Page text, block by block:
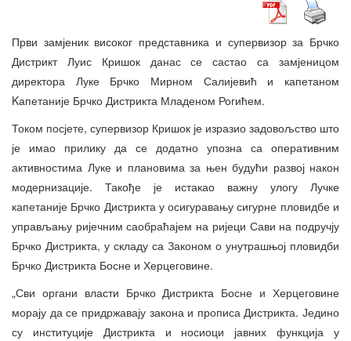
Први замјеник високог представника и супервизор за Брчко
Дистрикт Луис Кришок данас се састао са замјеницом
директора Луке Брчко Мирном Салијевић и капетаном
Kапетаније Брчко Дистрикта Младеном Рогићем.
Током посјете, супервизор Кришок је изразио задовољство што
је имао прилику да се додатно упозна са оперативним
активностима Луке и плановима за њен будући развој након
модернизације. Такође је истакао важну улогу Лучке
капетаније Брчко Дистрикта у осигуравању сигурне пловидбе и
управљању ријечним саобраћајем на ријеци Сави на подручју
Брчко Дистрикта, у складу са Законом о унутрашњој пловидби
Брчко Дистрикта Босне и Херцеговине.
„Сви органи власти Брчко Дистрикта Босне и Херцеговине
морају да се придржавају закона и прописа Дистрикта. Једино
су институције Дистрикта и носиоци јавних функција у